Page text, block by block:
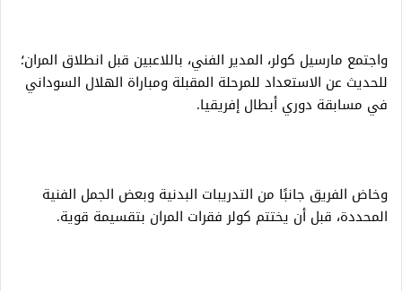
‎واجتمع مارسيل كولر، المدير الفني، باللاعبين قبل انطلاق المران؛
للحديث عن الاستعداد للمرحلة المقبلة ومباراة الهلال السوداني
في مسابقة دوري أبطال إفريقيا.
‎وخاض الفريق جانبًا من التدريبات البدنية وبعض الجمل الفنية
المحددة، قبل أن يختتم كولر فقرات المران بتقسيمة قوية.